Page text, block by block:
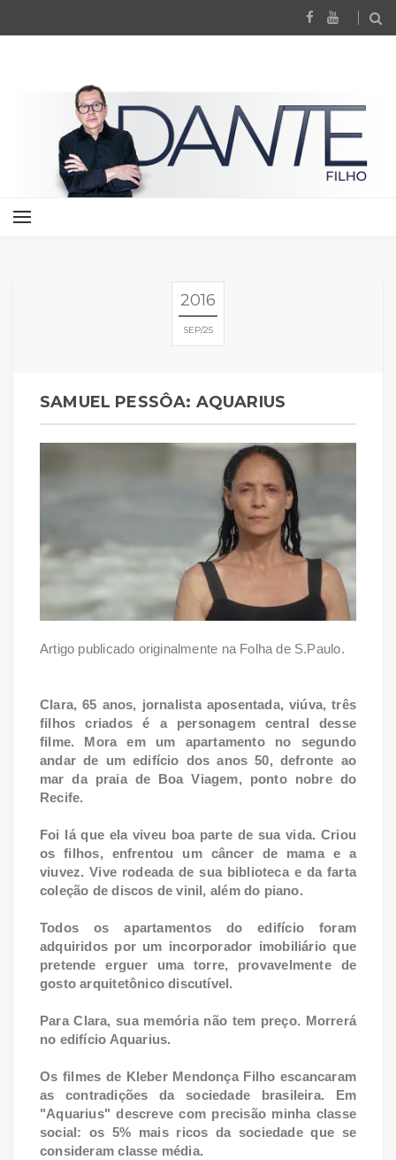
2016
SEP 25
SAMUEL PESSÔA: AQUARIUS
Artigo publicado originalmente na Folha de S.Paulo.
Clara, 65 anos, jornalista aposentada, viúva, três
filhos criados é a personagem central desse
filme. Mora em um apartamento no segundo
andar de um edifício dos anos 50, defronte ao
mar da praia de Boa Viagem, ponto nobre do
Recife.
Foi lá que ela viveu boa parte de sua vida. Criou
os filhos, enfrentou um câncer de mama e a
viuvez. Vive rodeada de sua biblioteca e da farta
coleção de discos de vinil, além do piano.
Todos os apartamentos do edifício foram
adquiridos por um incorporador imobiliário que
pretende erguer uma torre, provavelmente de
gosto arquitetônico discutível.
Para Clara, sua memória não tem preço. Morrerá
no edifício Aquarius.
Os filmes de Kleber Mendonça Filho escancaram
as contradições da sociedade brasileira. Em
"Aquarius" descreve com precisão minha classe
social: os 5% mais ricos da sociedade que se
consideram classe média.